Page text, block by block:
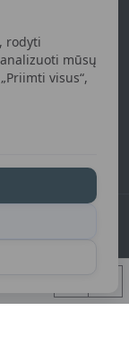
rodyti
mūsų
visus“,
UŽSISAKYTI